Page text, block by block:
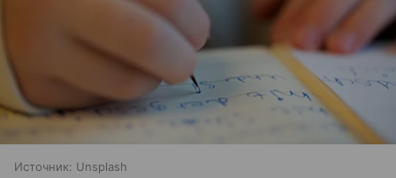
Источник: Unsplash